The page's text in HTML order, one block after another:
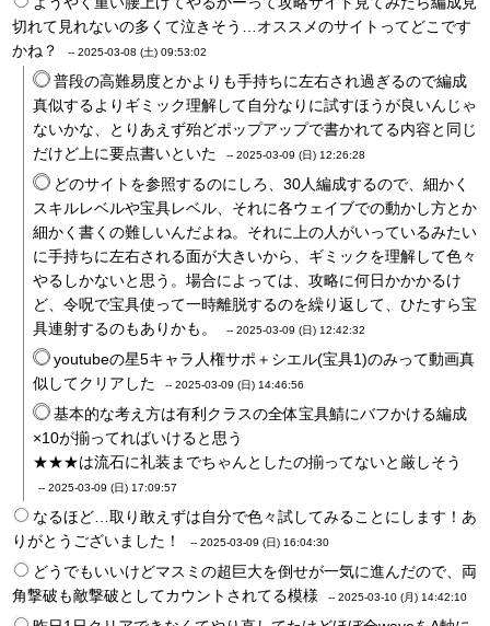
切れて見れないの多くて泣きそう…オススメのサイトってどこです
かね？
-- 2025-03-08 (土) 09:53:02
普段の高難易度とかよりも手持ちに左右され過ぎるので編成
真似するよりギミック理解して自分なりに試すほうが良いんじゃ
ないかな、とりあえず殆どポップアップで書かれてる内容と同じ
だけど上に要点書いといた
-- 2025-03-09 (日) 12:26:28
どのサイトを参照するのにしろ、30人編成するので、細かく
スキルレベルや宝具レベル、それに各ウェイブでの動かし方とか
細かく書くの難しいんだよね。それに上の人がいっているみたい
に手持ちに左右される面が大きいから、ギミックを理解して色々
やるしかないと思う。場合によっては、攻略に何日かかかるけ
ど、令呪で宝具使って一時離脱するのを繰り返して、ひたすら宝
具連射するのもありかも。
-- 2025-03-09 (日) 12:42:32
youtubeの星5キャラ人権サポ＋シエル(宝具1)のみって動画真
似してクリアした
-- 2025-03-09 (日) 14:46:56
基本的な考え方は有利クラスの全体宝具鯖にバフかける編成
×10が揃ってればいけると思う
★★★は流石に礼装までちゃんとしたの揃ってないと厳しそう
-- 2025-03-09 (日) 17:09:57
なるほど…取り敢えずは自分で色々試してみることにします！あ
りがとうございました！
-- 2025-03-09 (日) 16:04:30
どうでもいいけどマスミの超巨大を倒せが一気に進んだので、両
角撃破も敵撃破としてカウントされてる模様
-- 2025-03-10 (月) 14:42:10